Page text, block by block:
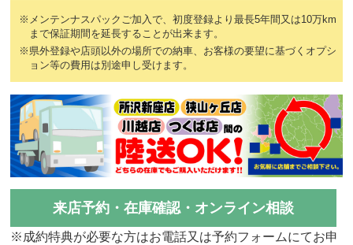
※メンテンナスパックご加入で、初度登録より最長5年間又は10万km
まで保証期間を延長することが出来ます。
※県外登録や店頭以外の場所での納車、お客様の要望に基づくオプシ
ョン等の費用は別途申し受けます。
来店予約・在庫確認・オンライン相談
※成約特典が必要な方はお電話又は予約フォームにてお申